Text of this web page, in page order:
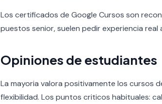
Los certificados de Google Cursos son
puestos senior, suelen pedir experiencia real
Opiniones de estudiantes
La mayoria valora positivamente los cursos
flexibilidad. Los puntos criticos habituales: